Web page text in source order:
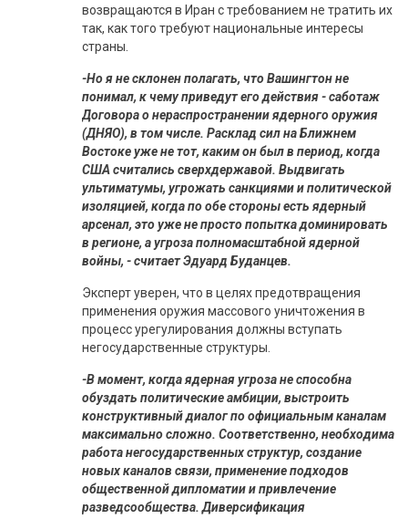
возвращаются в Иран с требованием не тратить их
так, как того требуют национальные интересы
страны.
-Но я не склонен полагать, что Вашингтон не
понимал, к чему приведут его действия - саботаж
Договора о нераспространении ядерного оружия
(ДНЯО), в том числе. Расклад сил на Ближнем
Востоке уже не тот, каким он был в период, когда
США считались сверхдержавой. Выдвигать
ультиматумы, угрожать санкциями и политической
изоляцией, когда по обе стороны есть ядерный
арсенал, это уже не просто попытка доминировать
в регионе, а угроза полномасштабной ядерной
войны, - считает Эдуард Буданцев.
Эксперт уверен, что в целях предотвращения
применения оружия массового уничтожения в
процесс урегулирования должны вступать
негосударственные структуры.
-В момент, когда ядерная угроза не способна
обуздать политические амбиции, выстроить
конструктивный диалог по официальным каналам
максимально сложно. Соответственно, необходима
работа негосударственных структур, создание
новых каналов связи, применение подходов
общественной дипломатии и привлечение
разведсообщества. Диверсификация